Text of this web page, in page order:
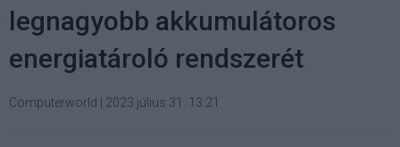
legnagyobb akkumulátoros
energiatároló rendszerét
Computerworld 2023 július 31. 13:21